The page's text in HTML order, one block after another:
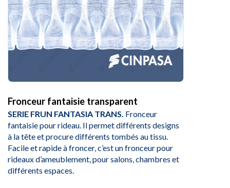
Fronceur fantaisie transparent
SERIE FRUN FANTASIA TRANS. Fronceur
fantaisie pour rideau. Il permet différents designs
à la tête et procure différents tombés au tissu.
Facile et rapide à froncer, c’est un fronceur pour
rideaux d’ameublement, pour salons, chambres et
différents espaces.